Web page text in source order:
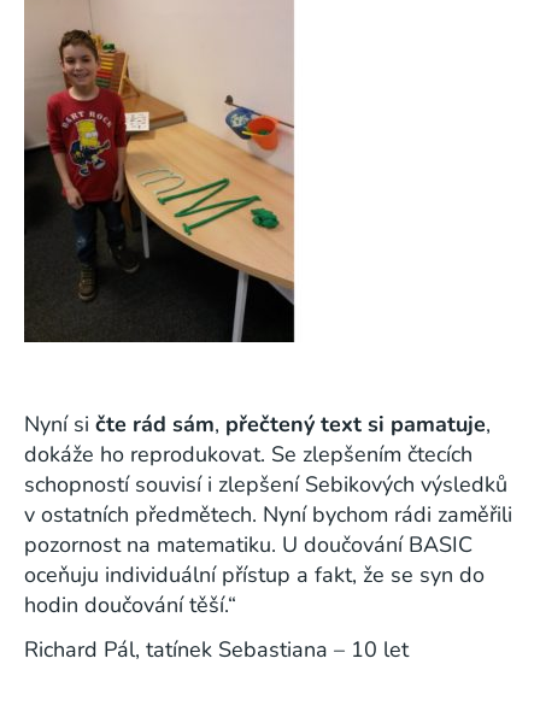
Nyní si čte rád sám, přečtený text si pamatuje,
dokáže ho reprodukovat. Se zlepšením čtecích
schopností souvisí i zlepšení Sebikových výsledků
v ostatních předmětech. Nyní bychom rádi zaměřili
pozornost na matematiku. U doučování BASIC
oceňuju individuální přístup a fakt, že se syn do
hodin doučování těší.“
Richard Pál, tatínek Sebastiana – 10 let